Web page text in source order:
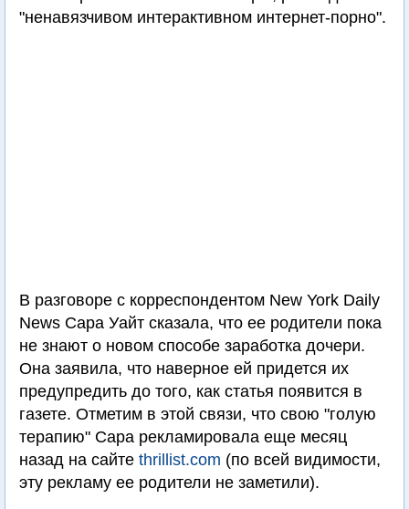
"ненавязчивом интерактивном интернет-порно".
В разговоре с корреспондентом New York Daily
News Сара Уайт сказала, что ее родители пока
не знают о новом способе заработка дочери.
Она заявила, что наверное ей придется их
предупредить до того, как статья появится в
газете. Отметим в этой связи, что свою "голую
терапию" Сара рекламировала еще месяц
назад на сайте thrillist.com (по всей видимости,
эту рекламу ее родители не заметили).